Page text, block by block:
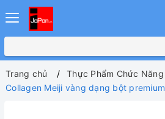
Trang chủ
Thực Phẩm Chức Năng
Collagen Meiji vàng dạng bột premium